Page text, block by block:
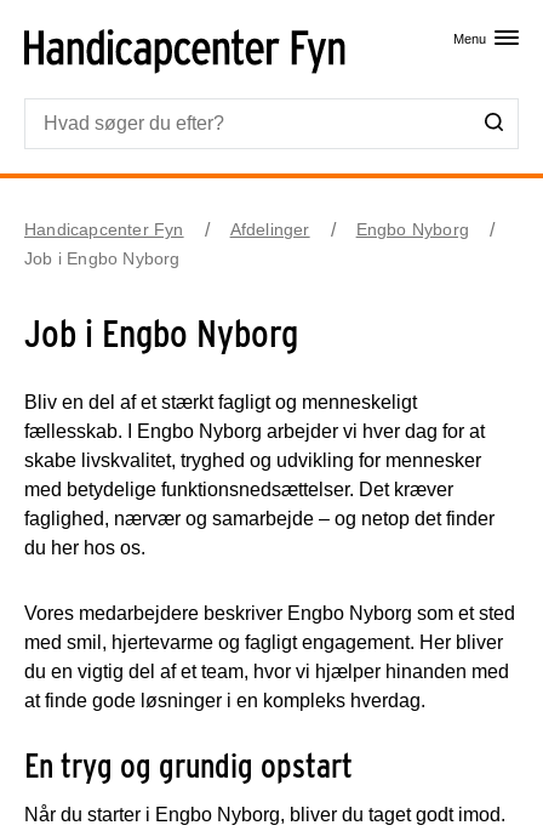
Menu
Handicapcenter Fyn Afdelinger
Engbo Nyborg
Job i Engbo Nyborg
Job i Engbo Nyborg
Bliv en del af et stærkt fagligt og menneskeligt
fællesskab. I Engbo Nyborg arbejder vi hver dag for at
skabe livskvalitet, tryghed og udvikling for mennesker
med betydelige funktionsnedsættelser. Det kræver
faglighed, nærvær og samarbejde – og netop det finder
du her hos os.
Vores medarbejdere beskriver Engbo Nyborg som et sted
med smil, hjertevarme og fagligt engagement. Her bliver
du en vigtig del af et team, hvor vi hjælper hinanden med
at finde gode løsninger i en kompleks hverdag.
En tryg og grundig opstart
Når du starter i Engbo Nyborg, bliver du taget godt imod.